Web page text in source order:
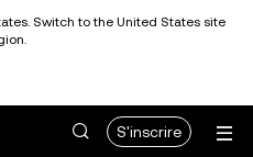
Switch to the United States site
S'inscrire